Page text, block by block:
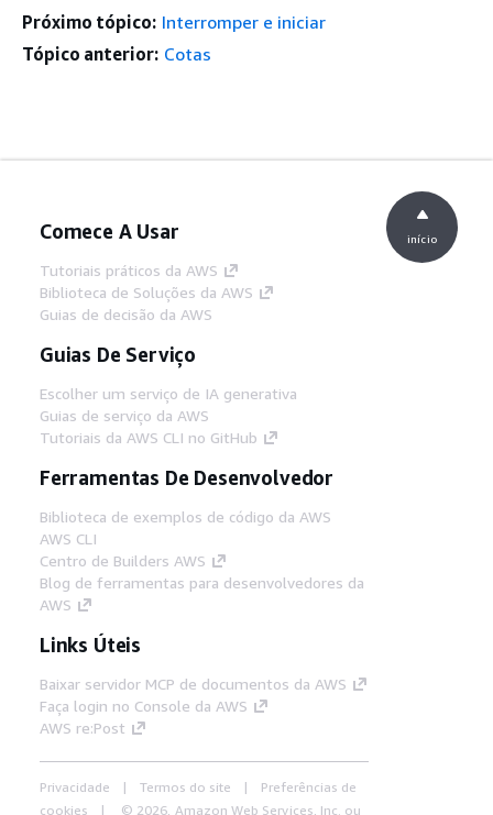
Próximo tópico: Interromper e iniciar
Tópico anterior: Cotas
Comece A Usar
Tutoriais práticos da AWS
Biblioteca de Soluções da AWS
Guias de decisão da AWS
Guias De Serviço
Escolher um serviço de IA generativa
Guias de serviço da AWS
Tutoriais da AWS CLI no GitHub
Ferramentas De Desenvolvedor
Biblioteca de exemplos de código da AWS
AWS CLI
Centro de Builders AWS
Blog de ferramentas para desenvolvedores da
AWS
Links Úteis
Baixar servidor MCP de documentos da AWS
Faça login no Console da AWS
AWS re:Post
Privacidade Termos do site
Preferências de
cookies
© 2026, Amazon Web Services, Inc. ou
início